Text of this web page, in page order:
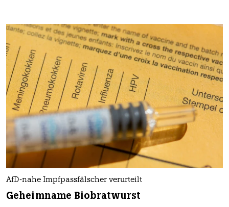
AfD-nahe Impfpassfälscher verurteilt
Geheimname Biobratwurst